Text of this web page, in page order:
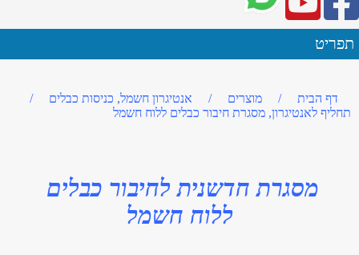
תפריט
דף הבית / מוצרים / אנטיגרון חשמל, כניסות כבלים
/
תחליף לאנטיגרון, מסגרת חיבור כבלים ללוח חשמל
מסגרת חדשנית לחיבור כבלים
ללוח חשמל